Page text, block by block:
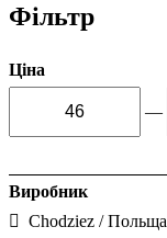
Фільтр
Ціна
—
Виробник
Chodziez / Польща